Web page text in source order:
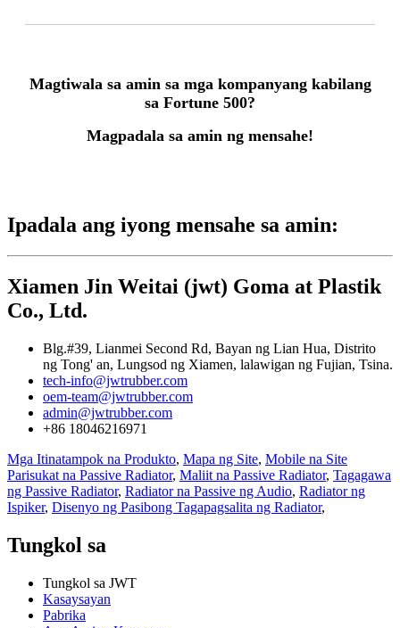
Magtiwala sa amin sa mga kompanyang kabilang
sa Fortune 500?
Magpadala sa amin ng mensahe!
Ipadala ang iyong mensahe sa amin:
Xiamen Jin Weitai (jwt) Goma at Plastik
Co., Ltd.
Blg.#39, Lianmei Second Rd, Bayan ng Lian Hua, Distrito
ng Tong' an, Lungsod ng Xiamen, lalawigan ng Fujian, Tsina.
tech-info@jwtrubber.com
oem-team@jwtrubber.com
admin@jwtrubber.com
+86 18046216971
Mga Itinatampok na Produkto, Mapa ng Site, Mobile na Site
Parisukat na Passive Radiator, Maliit na Passive Radiator, Tagagawa
ng Passive Radiator, Radiator na Passive ng Audio, Radiator ng
Ispiker, Disenyo ng Pasibong Tagapagsalita ng Radiator,
Tungkol sa
Tungkol sa JWT
Kasaysayan
Pabrika